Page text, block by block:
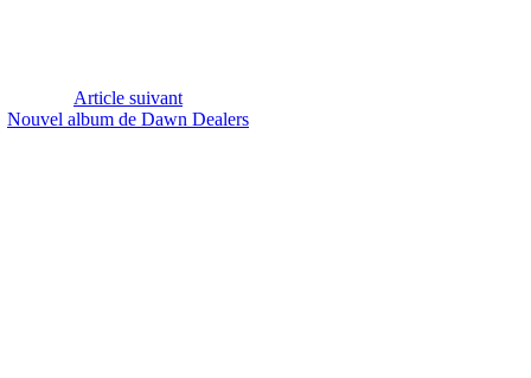
Article suivant
Nouvel album de Dawn Dealers